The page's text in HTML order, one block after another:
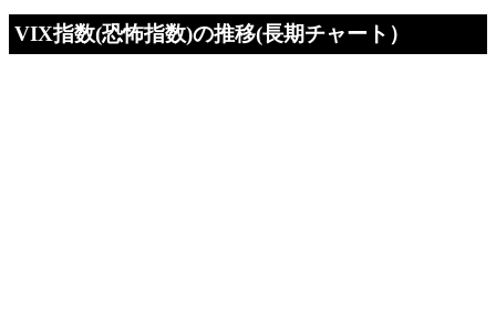
VIX指数(恐怖指数)の推移(長期チャート）